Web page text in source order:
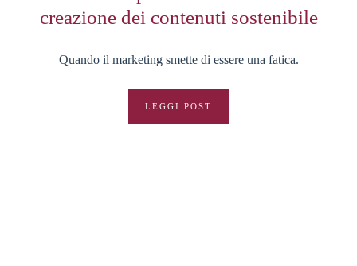
creazione dei contenuti sostenibile
Quando il marketing smette di essere una fatica.
LEGGI POST